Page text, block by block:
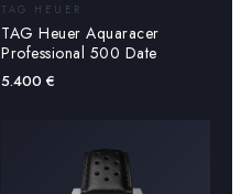
TAG HEUER
TAG Heuer Aquaracer
Professional 500 Date
5.400 €